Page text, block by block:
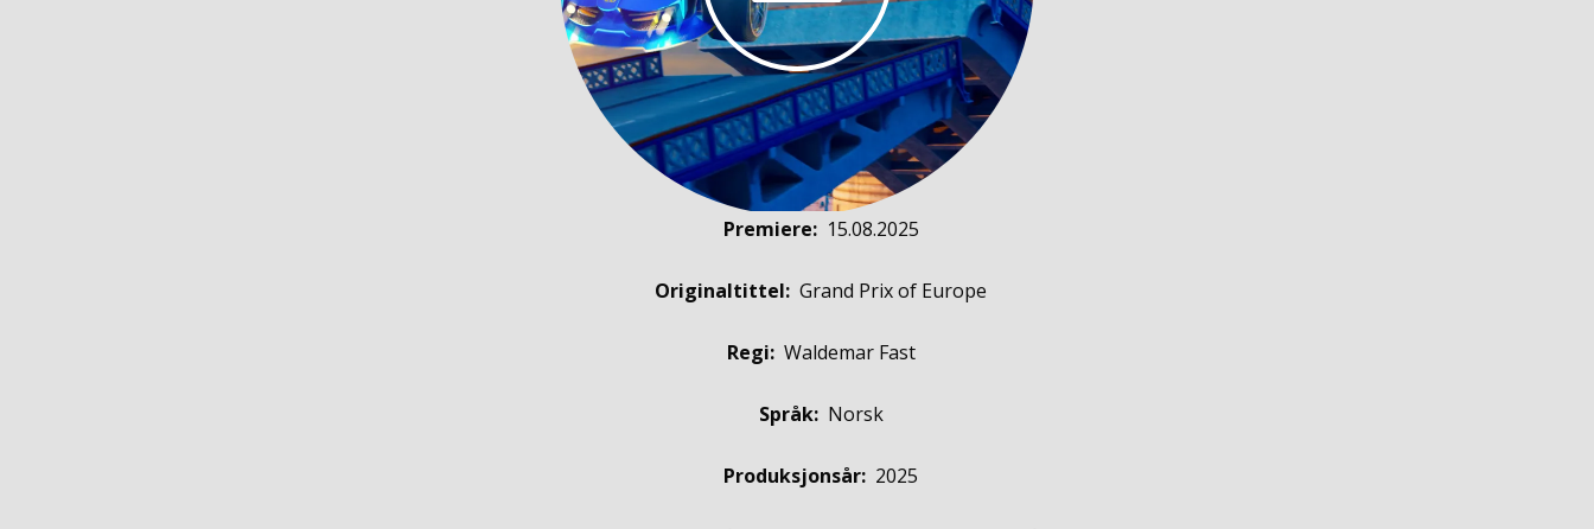
Premiere: 15.08.2025
Originaltittel: Grand Prix of Europe
Regi: Waldemar Fast
Språk: Norsk
Produksjonsår: 2025